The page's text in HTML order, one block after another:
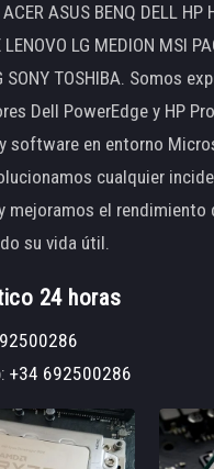
ASUS BENQ DELL HP
LENOVO LG MEDION MSI
SONY TOSHIBA. Somos
Dell PowerEdge y HP
software en entorno
cualquier
mejoramos el rendimiento
su vida útil.
24 horas
+34 692500286